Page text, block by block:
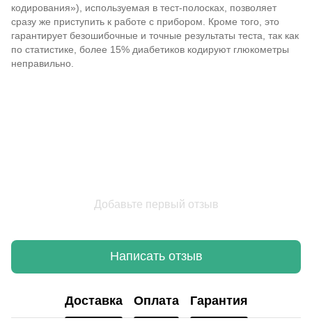
кодирования»), используемая в тест-полосках, позволяет
сразу же приступить к работе с прибором. Кроме того, это
гарантирует безошибочные и точные результаты теста, так как
по статистике, более 15% диабетиков кодируют глюкометры
неправильно.
Добавьте первый отзыв
Написать отзыв
Доставка Оплата Гарантия